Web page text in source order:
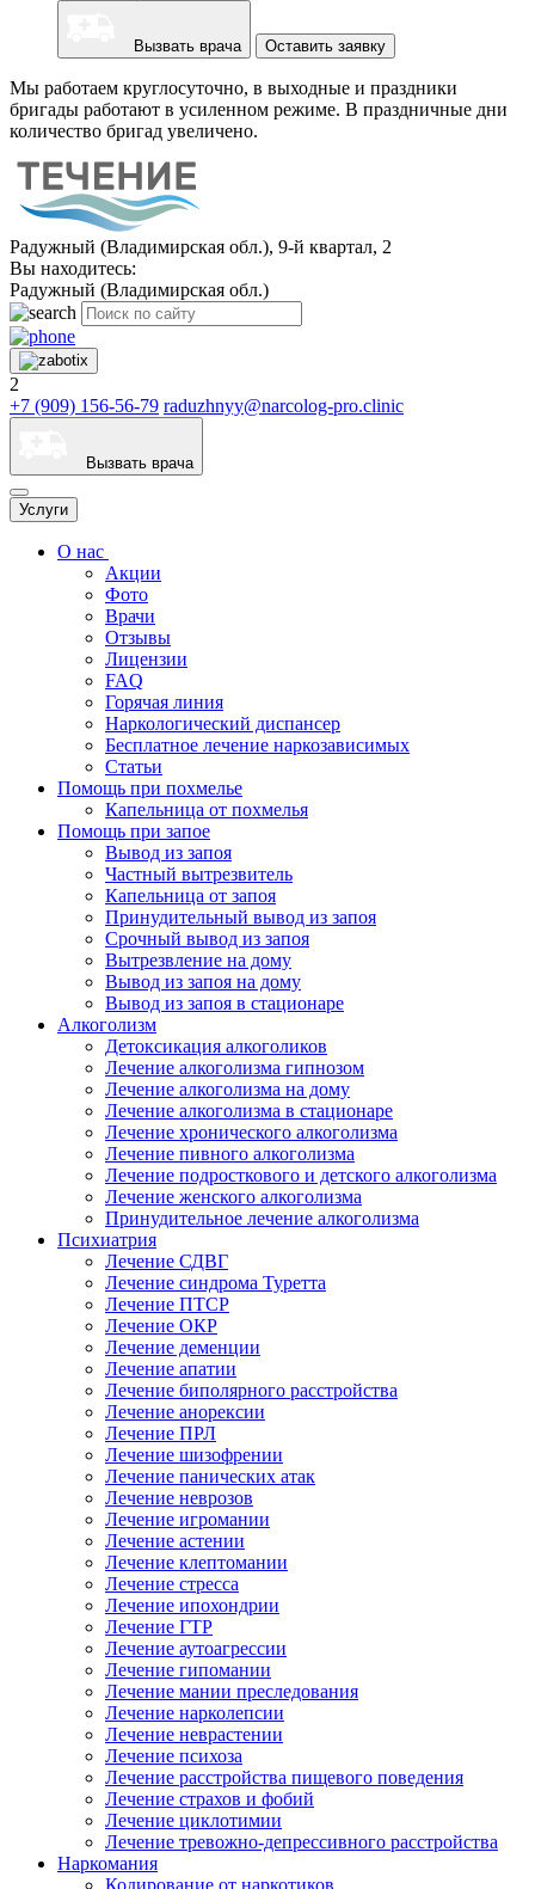
Вызвать врача Оставить заявку
Мы работаем круглосуточно, в выходные и праздники
бригады работают в усиленном режиме. В праздничные дни
количество бригад увеличено.
Радужный (Владимирская обл.), 9-й квартал, 2
Вы находитесь:
Радужный (Владимирская обл.)
2
+7 (909) 156-56-79 raduzhnyy@narcolog-pro.clinic
Вызвать врача
Услуги
О нас
Акции
Фото
Врачи
Отзывы
Лицензии
FAQ
Горячая линия
Наркологический диспансер
Бесплатное лечение наркозависимых
Статьи
Помощь при похмелье
Капельница от похмелья
Помощь при запое
Вывод из запоя
Частный вытрезвитель
Капельница от запоя
Принудительный вывод из запоя
Срочный вывод из запоя
Вытрезвление на дому
Вывод из запоя на дому
Вывод из запоя в стационаре
Алкоголизм
Детоксикация алкоголиков
Лечение алкоголизма гипнозом
Лечение алкоголизма на дому
Лечение алкоголизма в стационаре
Лечение хронического алкоголизма
Лечение пивного алкоголизма
Лечение подросткового и детского алкоголизма
Лечение женского алкоголизма
Принудительное лечение алкоголизма
Психиатрия
Лечение СДВГ
Лечение синдрома Туретта
Лечение ПТСР
Лечение ОКР
Лечение деменции
Лечение апатии
Лечение биполярного расстройства
Лечение анорексии
Лечение ПРЛ
Лечение шизофрении
Лечение панических атак
Лечение неврозов
Лечение игромании
Лечение астении
Лечение клептомании
Лечение стресса
Лечение ипохондрии
Лечение ГТР
Лечение аутоагрессии
Лечение гипомании
Лечение мании преследования
Лечение нарколепсии
Лечение неврастении
Лечение психоза
Лечение расстройства пищевого поведения
Лечение страхов и фобий
Лечение циклотимии
Лечение тревожно-депрессивного расстройства
Наркомания
Кодирование от наркотиков